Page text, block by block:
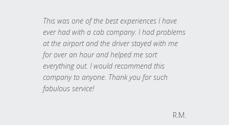
This was one of the best experiences I have
ever had with a cab company. I had problems
at the airport and the driver stayed with me
for over an hour and helped me sort
everything out. I would recommend this
company to anyone. Thank you for such
fabulous service!
R.M.